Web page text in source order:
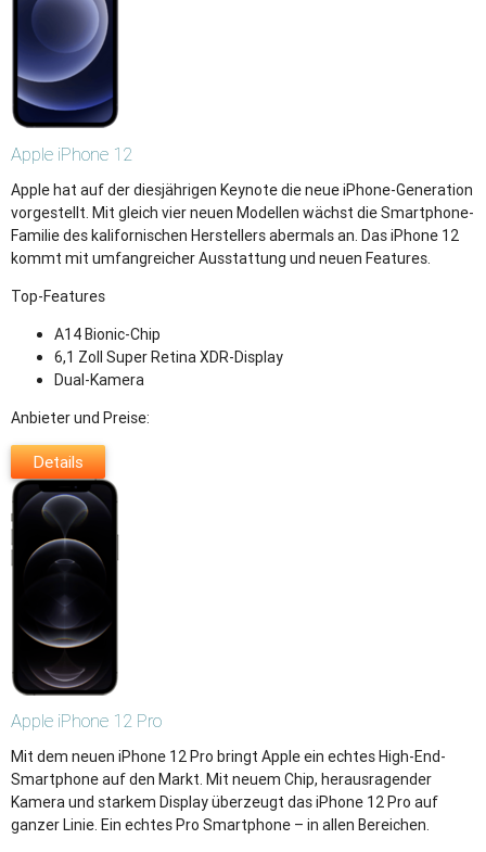
Apple iPhone 12
Apple hat auf der diesjährigen Keynote die neue iPhone-Generation
vorgestellt. Mit gleich vier neuen Modellen wächst die Smartphone-
Familie des kalifornischen Herstellers abermals an. Das iPhone 12
kommt mit umfangreicher Ausstattung und neuen Features.
Top-Features
A14 Bionic-Chip
6,1 Zoll Super Retina XDR-Display
Dual-Kamera
Anbieter und Preise:
Details
Apple iPhone 12 Pro
Mit dem neuen iPhone 12 Pro bringt Apple ein echtes High-End-
Smartphone auf den Markt. Mit neuem Chip, herausragender
Kamera und starkem Display überzeugt das iPhone 12 Pro auf
ganzer Linie. Ein echtes Pro Smartphone – in allen Bereichen.